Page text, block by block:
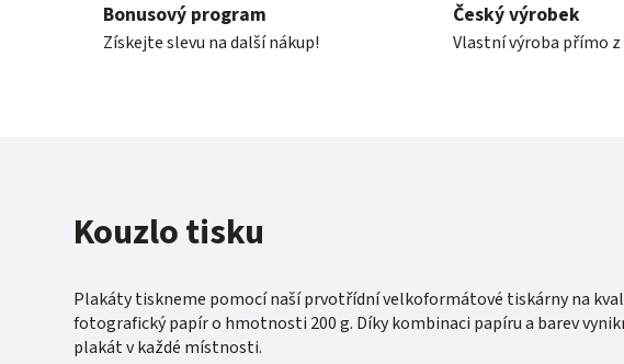
Bonusový program
Získejte slevu na další nákup!
Český výrobek
Vlastní výroba přímo z
Kouzlo tisku
Plakáty tiskneme pomocí naší prvotřídní velkoformátové tiskárny na
fotografický papír o hmotnosti 200 g. Díky kombinaci papíru a barev
plakát v každé místnosti.